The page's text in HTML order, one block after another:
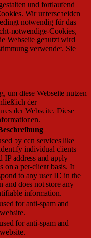
und fortlaufend
Wir unterscheiden
notwendig für das
notwendige-Cookies,
Webseite genutzt wird.
verwendet. Sie
um diese Webseite nutzen
der
der Webseite. Diese
by cdn services like
individual clients
IP address and apply
on a per-client basis. It
to any user ID in the
and does not store any
information.
for anti-spam and
for anti-spam and